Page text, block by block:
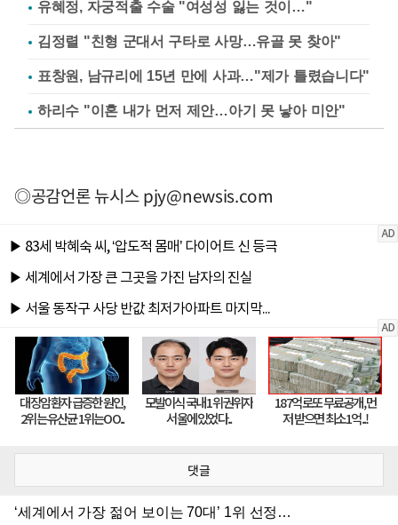
유혜정, 자궁적출 수술 "여성성 잃는 것이…"
김정렬 "친형 군대서 구타로 사망…유골 못 찾아"
표창원, 남규리에 15년 만에 사과…"제가 틀렸습니다"
하리수 "이혼 내가 먼저 제안…아기 못 낳아 미안"
◎공감언론 뉴시스pjy@newsis.com
댓글